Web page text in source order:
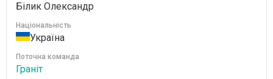
Білик Олександр
Національність
Україна
Поточна команда
Граніт